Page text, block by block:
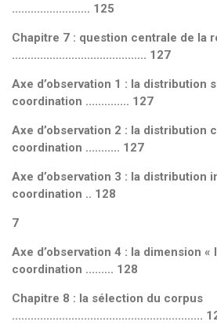
......................... 125
Chapitre 7 : question centrale de la
........................................... 127
Axe d’observation 1 : la distribution
coordination .............. 127
Axe d’observation 2 : la distribution
coordination ........... 127
Axe d’observation 3 : la distribution
coordination .. 128
7
Axe d’observation 4 : la dimension «
coordination ......... 128
Chapitre 8 : la sélection du corpus
.............................................................